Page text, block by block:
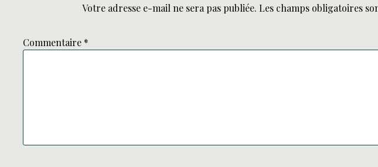
Votre adresse e-mail ne sera pas publiée. Les champs obligatoires
Commentaire *